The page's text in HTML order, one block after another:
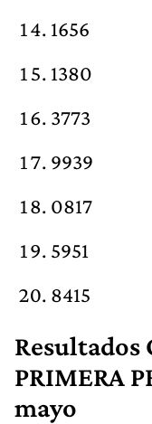
1656
1380
3773
9939
0817
5951
8415
Resultados
PRIMERA
mayo